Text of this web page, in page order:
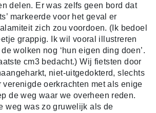
delen. Er was zelfs geen bord dat
markeerde voor het geval er
zich zou voordoen. (Ik bedoel
grappig. Ik wil vooral illustreren
wolken nog ‘hun eigen ding doen’.
cm3 bedacht.) Wij fietsten door
niet-uitgedokterd, slechts
verenigde oerkrachten met als enige
de weg waar we overheen reden.
weg was zo gruwelijk als de